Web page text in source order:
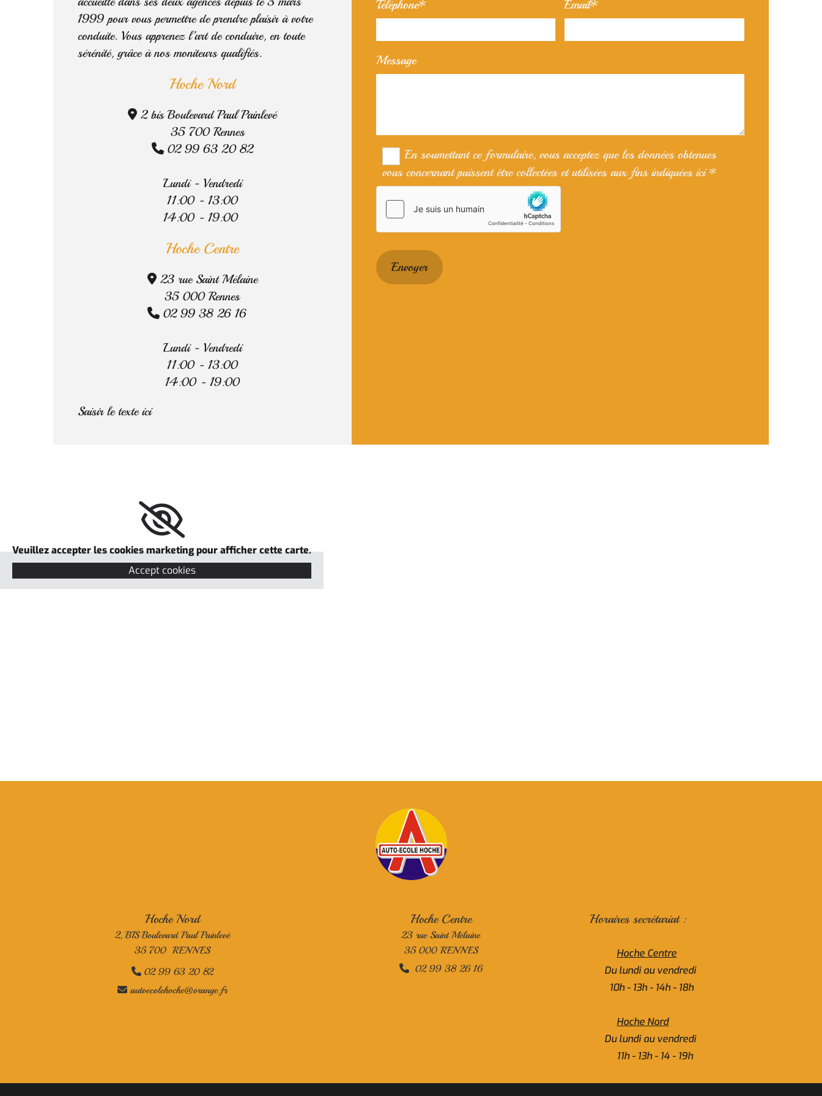
1999 pour vous permettre de prendre plaisir à votre
conduite. Vous apprenez l’art de conduire, en toute
sérénité, grâce à nos moniteurs qualifiés.
Hoche Nord
 2 bis Boulevard Paul Painlevé
35 700 Rennes
02 99 63 20 82
Lundi - Vendredi
11:00 - 13:00
14:00 - 19:00
Hoche Centre
23 rue Saint Mélaine
35 000 Rennes
02 99 38 26 16
Lundi - Vendredi
11:00 - 13:00
14:00 - 19:00
Saisir le texte ici
Téléphone* Email*
Message
En soumettant ce formulaire, vous acceptez que les données obtenues
vous concernant puissent être collectées et utilisées aux fins indiquées ici *
Veuillez accepter les cookies marketing pour afficher cette carte.
Accept cookies
Hoche Nord
2, BIS Boulevard Paul Painlevé
35 700 RENNES
02 99 63 20 82
 autoecolehoche@orange.fr
Hoche Centre
23 rue Saint Mélaine
35 000 RENNES
02 99 38 26 16
Horaires secrétariat :
Hoche Centre
Du lundi au vendredi
10h - 13h - 14h - 18h
Hoche Nord
Du lundi au vendredi
11h - 13h - 14 - 19h